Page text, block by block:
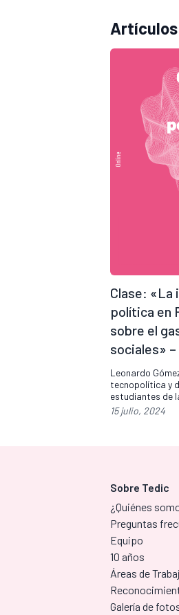
Clase: «La
política en
sobre el
sociales» –
Leonardo
tecnopolítica y
estudiantes de
15 julio, 2024
Sobre Tedic
¿Quiénes
Preguntas
Equipo
10 años
Áreas de
Galería de